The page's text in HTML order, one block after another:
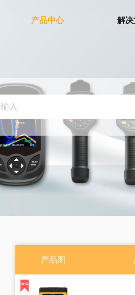
产品中心
环境测试仪
温湿度计
温度夹
温湿度记录仪
微波泄漏探测仪
风速仪
蓝牙压力计
解
产品图